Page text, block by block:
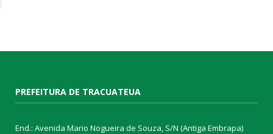
PREFEITURA DE TRACUATEUA
End.: Avenida Mario Nogueira de Souza, S/N (Antiga Embrapa)